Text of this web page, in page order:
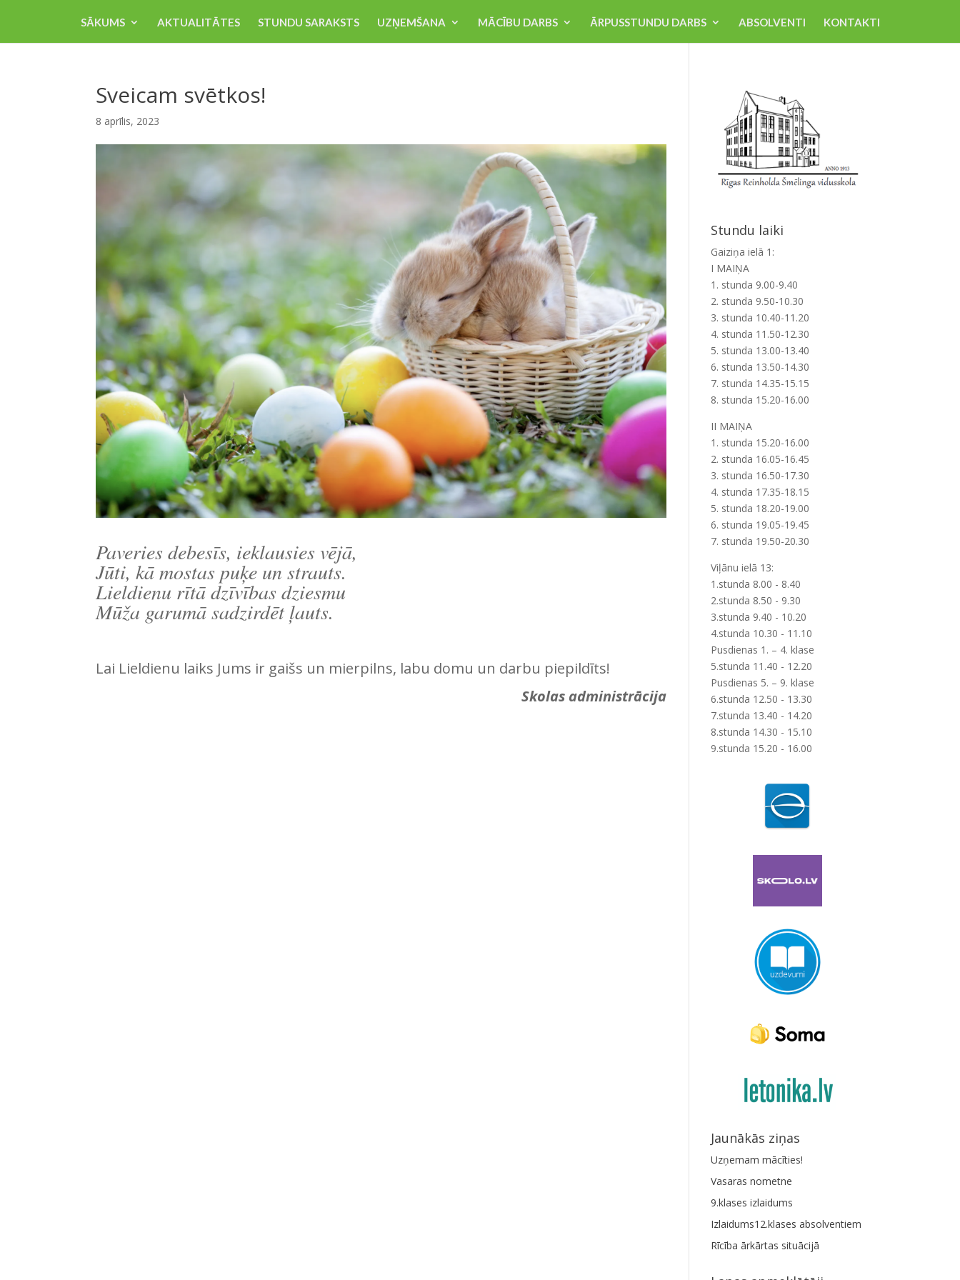
SĀKUMS AKTUALITĀTES STUNDU SARAKSTS UZŅEMŠANA MĀCĪBU DARBS ĀRPUSSTUNDU DARBS ABSOLVENTI KONTAKTI
Sveicam svētkos!
8 aprīlis, 2023
Paveries debesīs, ieklausies vējā,
Jūti, kā mostas puķe un strauts.
Lieldienu rītā dzīvības dziesmu
Mūža garumā sadzirdēt ļauts.
Lai Lieldienu laiks Jums ir gaišs un mierpilns, labu domu un darbu piepildīts!
Skolas administrācija
Stundu laiki
Gaiziņa ielā 1:
I MAIŅA
1. stunda 9.00-9.40
2. stunda 9.50-10.30
3. stunda 10.40-11.20
4. stunda 11.50-12.30
5. stunda 13.00-13.40
6. stunda 13.50-14.30
7. stunda 14.35-15.15
8. stunda 15.20-16.00
II MAIŅA
1. stunda 15.20-16.00
2. stunda 16.05-16.45
3. stunda 16.50-17.30
4. stunda 17.35-18.15
5. stunda 18.20-19.00
6. stunda 19.05-19.45
7. stunda 19.50-20.30
Viļānu ielā 13:
1.stunda 8.00 - 8.40
2.stunda 8.50 - 9.30
3.stunda 9.40 - 10.20
4.stunda 10.30 - 11.10
Pusdienas 1. – 4. klase
5.stunda 11.40 - 12.20
Pusdienas 5. – 9. klase
6.stunda 12.50 - 13.30
7.stunda 13.40 - 14.20
8.stunda 14.30 - 15.10
9.stunda 15.20 - 16.00
Jaunākās ziņas
Uzņemam mācīties!
Vasaras nometne
9.klases izlaidums
Izlaidums12.klases absolventiem
Rīcība ārkārtas situācijā